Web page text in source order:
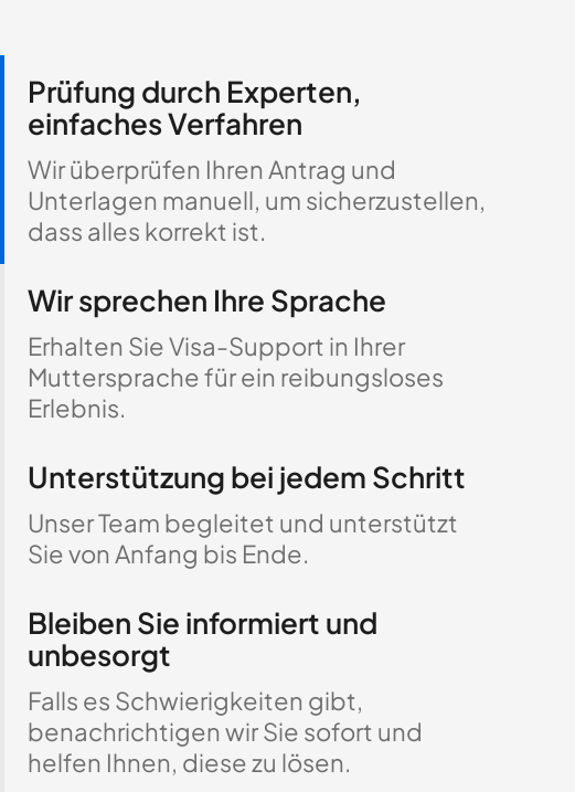
Prüfung durch Experten,
einfaches Verfahren
Wir überprüfen Ihren Antrag und
Unterlagen manuell, um sicherzustellen,
dass alles korrekt ist.
Wir sprechen Ihre Sprache
Erhalten Sie Visa-Support in Ihrer
Muttersprache für ein reibungsloses
Erlebnis.
Unterstützung bei jedem Schritt
Unser Team begleitet und unterstützt
Sie von Anfang bis Ende.
Bleiben Sie informiert und
unbesorgt
Falls es Schwierigkeiten gibt,
benachrichtigen wir Sie sofort und
helfen Ihnen, diese zu lösen.